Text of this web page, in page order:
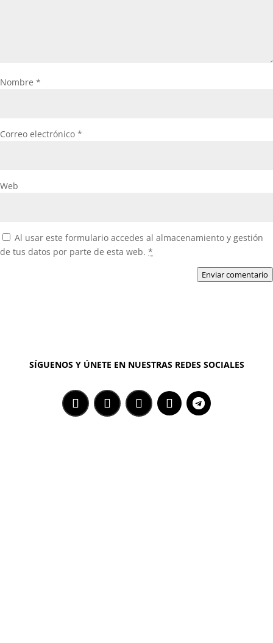
Nombre *
Correo electrónico *
Web
Al usar este formulario accedes al almacenamiento y gestión
de tus datos por parte de esta web. *
Enviar comentario
SÍGUENOS Y ÚNETE EN NUESTRAS REDES SOCIALES